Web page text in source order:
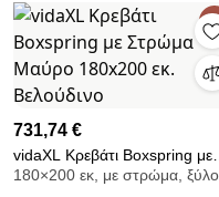
731,74 €
vidaXL Κρεβάτι Boxspring με
Στρώμα Μαύρο 180x200 εκ.
180×200 εκ, με στρώμα, ξύλο